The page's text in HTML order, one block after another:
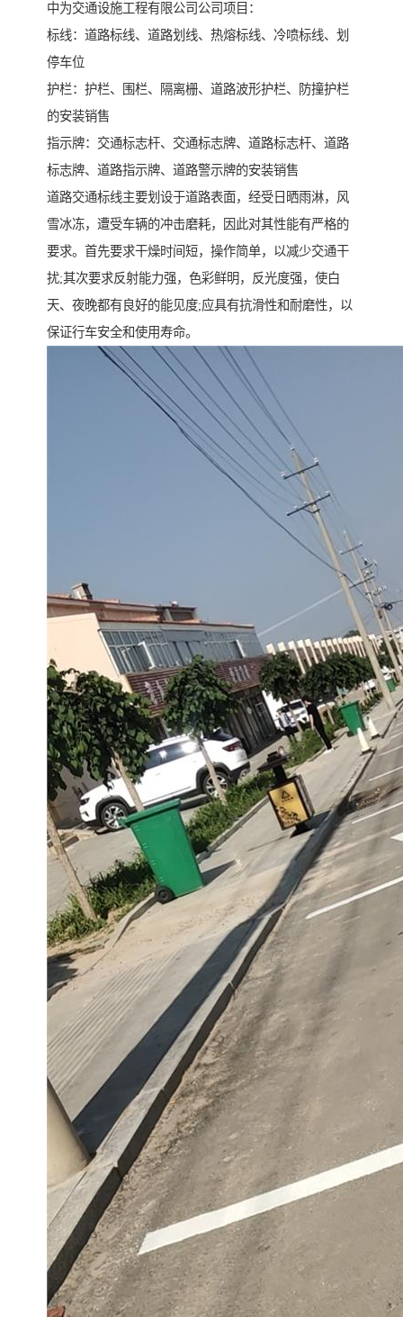
中为交通设施工程有限公司公司项目：
标线：道路标线、道路划线、热熔标线、冷喷标线、划
停车位
护栏：护栏、围栏、隔离栅、道路波形护栏、防撞护栏
的安装销售
指示牌：交通标志杆、交通标志牌、道路标志杆、道路
标志牌、道路指示牌、道路警示牌的安装销售
道路交通标线主要划设于道路表面，经受日晒雨淋，风
雪冰冻，遭受车辆的冲击磨耗，因此对其性能有严格的
要求。首先要求干燥时间短，操作简单，以减少交通干
扰;其次要求反射能力强，色彩鲜明，反光度强，使白
天、夜晚都有良好的能见度;应具有抗滑性和耐磨性，以
保证行车安全和使用寿命。